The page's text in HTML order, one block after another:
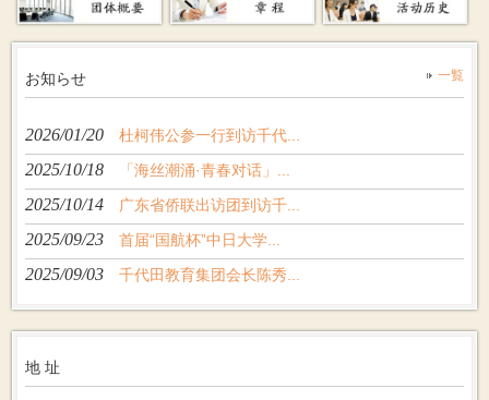
お知らせ 一覧
2026/01/20 杜柯伟公参一行到访千代...
2025/10/18 「海丝潮涌·青春对话」...
2025/10/14 广东省侨联出访团到访千...
2025/09/23 首届“国航杯”中日大学...
2025/09/03 千代田教育集团会长陈秀...
地 址